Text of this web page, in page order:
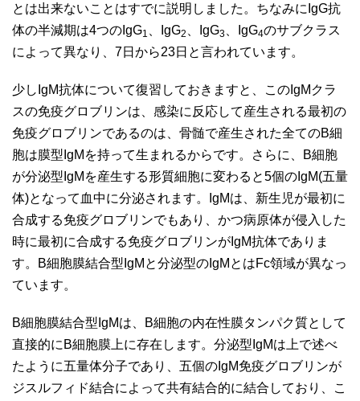
とは出来ないことはすでに説明しました。ちなみにIgG抗
体の半減期は4つのIgG1 、IgG2 、IgG3 、IgG4のサブクラス
によって異なり、7日から23日と言われています。
少しIgM抗体について復習しておきますと、このIgMクラ
スの免疫グロブリンは、感染に反応して産生される最初の
免疫グロブリンであるのは、骨髄で産生された全てのB細
胞は膜型IgMを持って生まれるからです。さらに、B細胞
が分泌型IgMを産生する形質細胞に変わると5個のIgM(五量
体)となって血中に分泌されます。IgMは、新生児が最初に
合成する免疫グロブリンでもあり、かつ病原体が侵入した
時に最初に合成する免疫グロブリンがIgM抗体でありま
す。B細胞膜結合型IgMと分泌型のIgMとはFc領域が異なっ
ています。
B細胞膜結合型IgMは、B細胞の内在性膜タンパク質として
直接的にB細胞膜上に存在します。分泌型IgMは上で述べ
たように五量体分子であり、五個のIgM免疫グロブリンが
ジスルフィド結合によって共有結合的に結合しており、こ